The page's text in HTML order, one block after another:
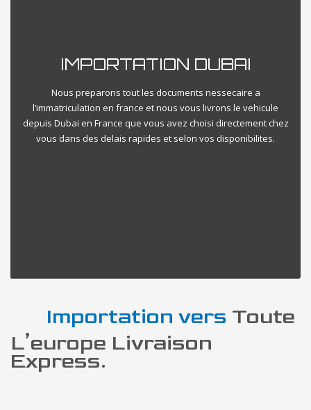
IMPORTATION DUBAI
Nous preparons tout les documents nessecaire a
l’immatriculation en france et nous vous livrons le vehicule
depuis Dubai en France que vous avez choisi directement chez
vous dans des delais rapides et selon vos disponibilites.
Importation vers Toute
L’europe Livraison
Express.